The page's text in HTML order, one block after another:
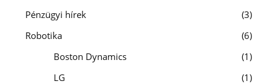
Pénzügyi hírek
3
Robotika
6
Boston Dynamics
1
LG
1